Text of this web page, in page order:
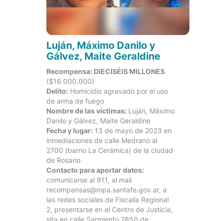
Luján, Máximo Danilo y
Gálvez, Maite Geraldine
Recompensa: DIECISÉIS MILLONES
($16.000.000)
Delito: Homicidio agravado por el uso
de arma de fuego
Nombre de las víctimas: Luján, Máximo
Danilo y Gálvez, Maite Geraldine
Fecha y lugar: 13 de mayo de 2023 en
inmediaciones de calle Medrano al
2700 (barrio La Cerámica) de la ciudad
de Rosario
Contacto para aportar datos:
comunicarse al 911, al mail
recompensas@mpa.santafe.gov.ar, a
las redes sociales de Fiscalía Regional
2, presentarse en el Centro de Justicia,
sita en calle Sarmiento 2850 de